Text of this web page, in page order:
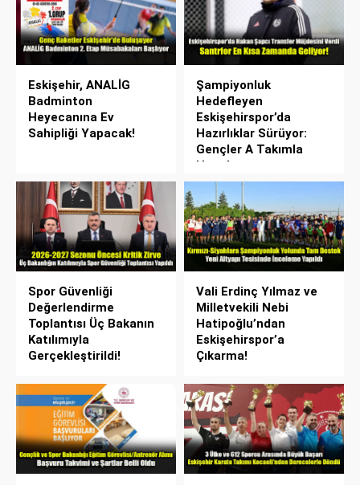
Eskişehir, ANALİG
Badminton
Heyecanına Ev
Sahipliği Yapacak!
Şampiyonluk
Hedefleyen
Eskişehirspor’da
Hazırlıklar Sürüyor:
Gençler A Takımla
Hazırlanıyor
Spor Güvenliği
Değerlendirme
Toplantısı Üç Bakanın
Katılımıyla
Gerçekleştirildi!
Vali Erdinç Yılmaz ve
Milletvekili Nebi
Hatipoğlu’ndan
Eskişehirspor’a
Çıkarma!